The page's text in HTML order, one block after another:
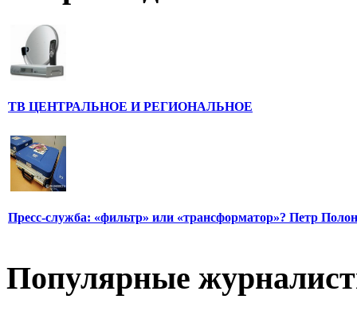
ТВ ЦЕНТРАЛЬНОЕ И РЕГИОНАЛЬНОЕ
Пресс-служба: «фильтр» или «трансформатор»? Петр
Популярные